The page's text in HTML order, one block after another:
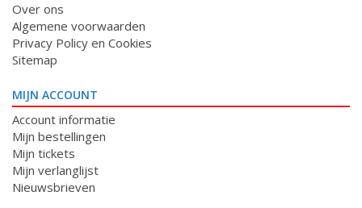
Over ons
Algemene voorwaarden
Privacy Policy en Cookies
Sitemap
MIJN ACCOUNT
Account informatie
Mijn bestellingen
Mijn tickets
Mijn verlanglijst
Nieuwsbrieven